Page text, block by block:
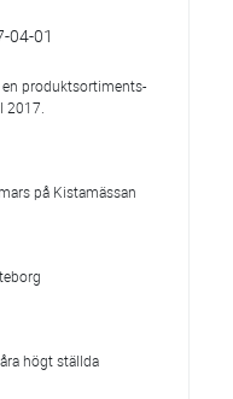
04-01
produktsortiments-
2017.
på Kistamässan
högt ställda